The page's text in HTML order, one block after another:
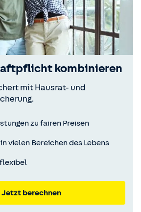
kombinieren
mit Hausrat- und
zu fairen Preisen
vielen Bereichen des Lebens
Jetzt berechnen